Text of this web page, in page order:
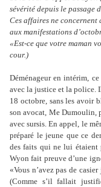
sévérité depuis le passage
Ces affaires ne concernent
aux manifestations
«Est-ce que votre maman
cour.)
Déménageur en inté­rim,
avec la jus­tice et la police.
18 octo­bre, sans les avoir
son avocat, Me Dumoulin,
avec sursis. En appel, le
pré­paré le jeune que ce
des faits qui ne lui étaient
Wyon fait preuve d’une
«Vous n’avez pas de
(Comme s’il fal­lait